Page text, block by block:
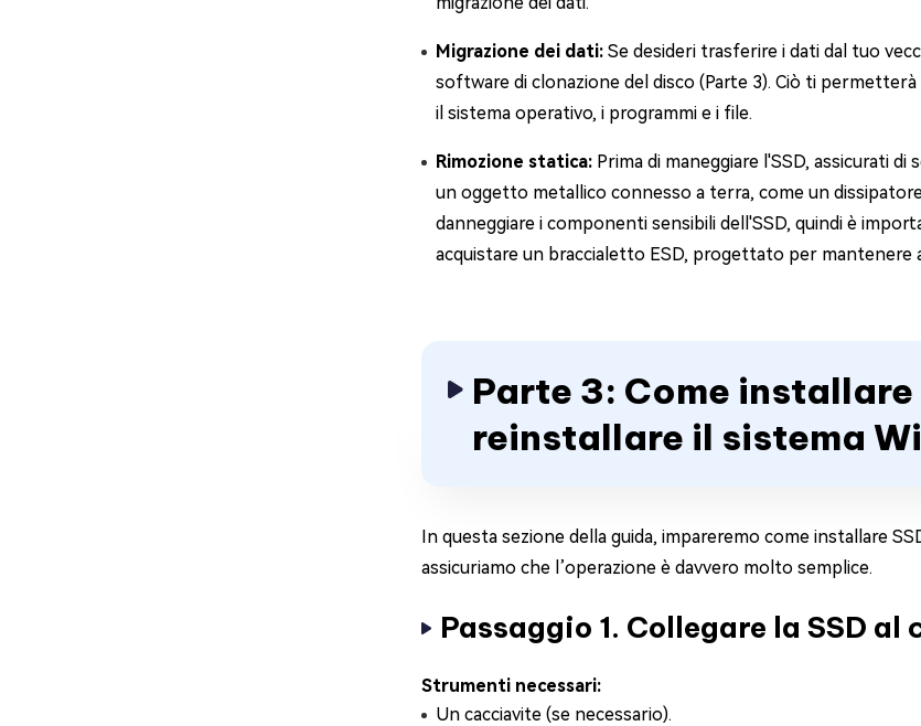
Migrazione dei dati: Se desideri trasferire i dati dal tuo
software di clonazione del disco (Parte 3). Ciò ti
il sistema operativo, i programmi e i file.
Rimozione statica: Prima di maneggiare l'SSD, assicurati
un oggetto metallico connesso a terra, come un
danneggiare i componenti sensibili dell'SSD, quindi è
acquistare un braccialetto ESD, progettato per mantenere
Parte 3: Come installare
reinstallare il sistema
In questa sezione della guida, impareremo come installare
assicuriamo che l’operazione è davvero molto semplice.
Passaggio 1. Collegare la SSD al
Strumenti necessari:
Un cacciavite (se necessario).